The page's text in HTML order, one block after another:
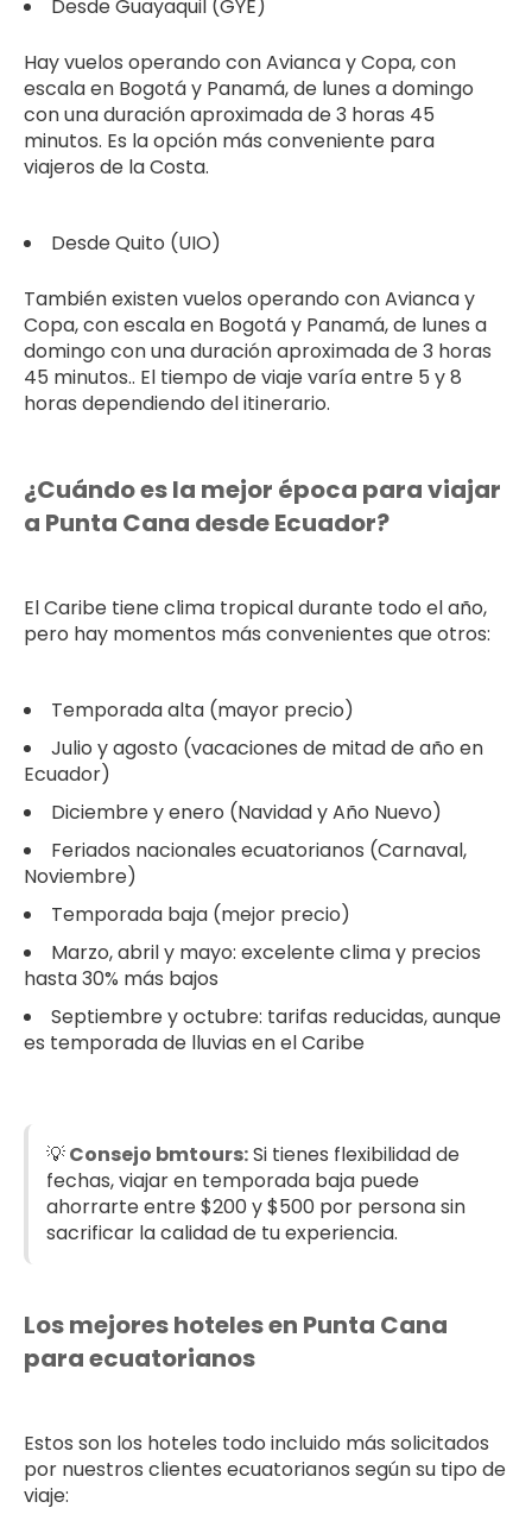
Desde Guayaquil (GYE)
Hay vuelos operando con Avianca y Copa, con
escala en Bogotá y Panamá, de lunes a domingo
con una duración aproximada de 3 horas 45
minutos. Es la opción más conveniente para
viajeros de la Costa.
Desde Quito (UIO)
También existen vuelos operando con Avianca y
Copa, con escala en Bogotá y Panamá, de lunes a
domingo con una duración aproximada de 3 horas
45 minutos.. El tiempo de viaje varía entre 5 y 8
horas dependiendo del itinerario.
¿Cuándo es la mejor época para viajar
a Punta Cana desde Ecuador?
El Caribe tiene clima tropical durante todo el año,
pero hay momentos más convenientes que otros:
Temporada alta (mayor precio)
Julio y agosto (vacaciones de mitad de año en
Ecuador)
Diciembre y enero (Navidad y Año Nuevo)
Feriados nacionales ecuatorianos (Carnaval,
Noviembre)
Temporada baja (mejor precio)
Marzo, abril y mayo: excelente clima y precios
hasta 30% más bajos
Septiembre y octubre: tarifas reducidas, aunque
es temporada de lluvias en el Caribe
💡Consejo bmtours:Si tienes flexibilidad de
fechas, viajar en temporada baja puede
ahorrarte entre $200 y $500 por persona sin
sacrificar la calidad de tu experiencia.
Los mejores hoteles en Punta Cana
para ecuatorianos
Estos son los hoteles todo incluido más solicitados
por nuestros clientes ecuatorianos según su tipo de
viaje: